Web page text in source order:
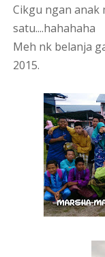
Cikgu ngan anak
satu....hahahaha
Meh nk belanja
2015.